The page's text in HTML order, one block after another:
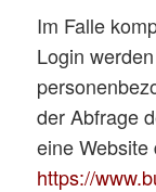
Im Falle
Login
der Abfrage
eine Website
https://